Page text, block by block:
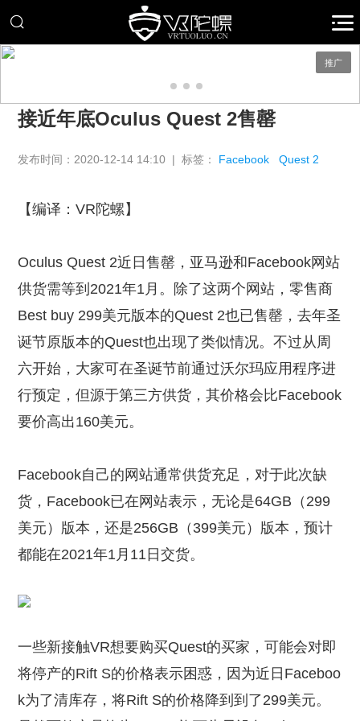
推广
接近年底Oculus Quest 2售罄
发布时间：2020-12-14 14:10 | 标签： Facebook Quest 2
【编译：VR陀螺】
Oculus Quest 2近日售罄，亚马逊和Facebook网站
供货需等到2021年1月。除了这两个网站，零售商
Best buy 299美元版本的Quest 2也已售罄，去年圣
诞节原版本的Quest也出现了类似情况。不过从周
六开始，大家可在圣诞节前通过沃尔玛应用程序进
行预定，但源于第三方供货，其价格会比Facebook
要价高出160美元。
Facebook自己的网站通常供货充足，对于此次缺
货，Facebook已在网站表示，无论是64GB（299
美元）版本，还是256GB（399美元）版本，预计
都能在2021年1月11日交货。
一些新接触VR想要购买Quest的买家，可能会对即
将停产的Rift S的价格表示困惑，因为近日Faceboo
k为了清库存，将Rift S的价格降到到了299美元。